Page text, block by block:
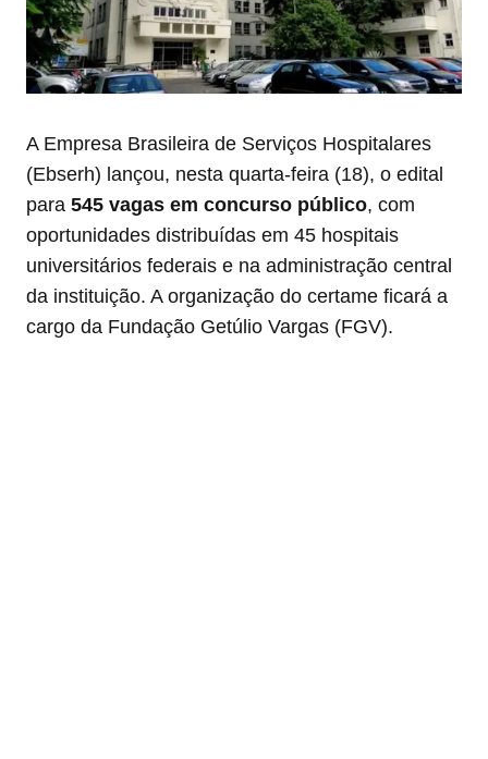
A Empresa Brasileira de Serviços Hospitalares
(Ebserh) lançou, nesta quarta-feira (18), o edital
para 545 vagas em concurso público, com
oportunidades distribuídas em 45 hospitais
universitários federais e na administração central
da instituição. A organização do certame ficará a
cargo da Fundação Getúlio Vargas (FGV).